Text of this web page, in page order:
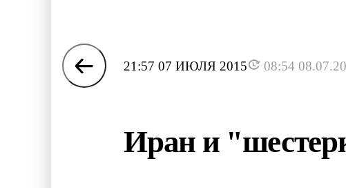
21:57 07 ИЮЛЯ 2015 08:54
Иран и